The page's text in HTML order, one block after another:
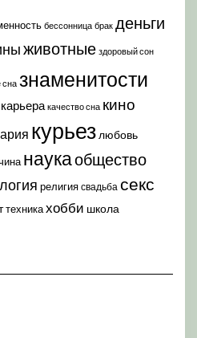
бессонница брак деньги
животные здоровый сон
сна знаменитости
карьера качество сна кино
курьез любовь
наукаобщество
религия свадьба секс
техникахобби школа